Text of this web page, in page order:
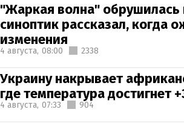
"Жаркая волна" обрушилась
синоптик рассказал, когда
изменения
4 августа, 08:00 2338
Украину накрывает
где температура достигнет
4 августа, 07:33 904